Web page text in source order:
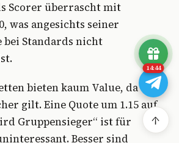
Scorer überrascht mit
was angesichts seiner
Standards nicht
bieten kaum Value, da
gilt. Eine Quote um 1.15 auf
Gruppensieger“ ist für
Besser sind
↑
14:43